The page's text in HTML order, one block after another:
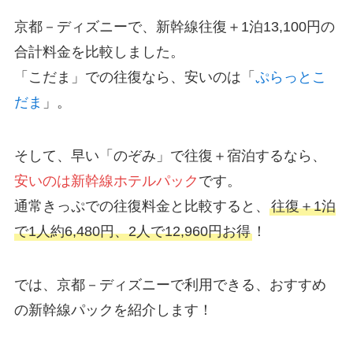
京都－ディズニーで、新幹線往復＋1泊13,100円の
合計料金を比較しました。
「こだま」での往復なら、安いのは「 ぷらっとこ
だま 」。
そして、早い「のぞみ」で往復＋宿泊するなら、
安いのは新幹線ホテルパック です。
通常きっぷでの往復料金と比較すると、 往復＋1泊
で1人約6,480円、2人で12,960円お得！
では、京都－ディズニーで利用できる、おすすめ
の新幹線パックを紹介します！